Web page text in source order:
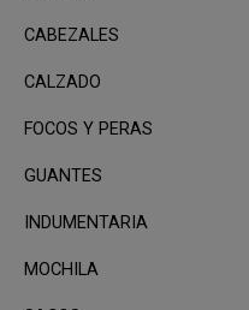
CABEZALES
CALZADO
FOCOS Y PERAS
GUANTES
INDUMENTARIA
MOCHILA